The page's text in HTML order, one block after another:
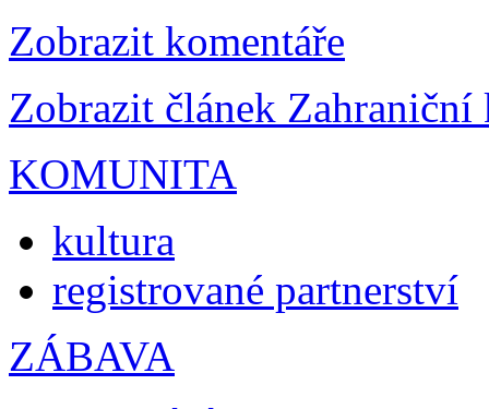
Zobrazit komentáře
Zobrazit článek
KOMUNITA
kultura
registrované partnerství
ZÁBAVA